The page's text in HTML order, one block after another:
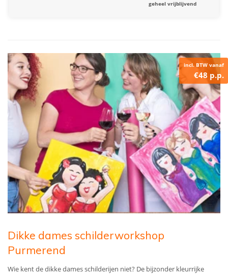
geheel vrijblijvend
incl. BTW vanaf
€48 p.p.
Dikke dames schilderworkshop
Purmerend
Wie kent de dikke dames schilderijen niet? De bijzonder kleurrijke